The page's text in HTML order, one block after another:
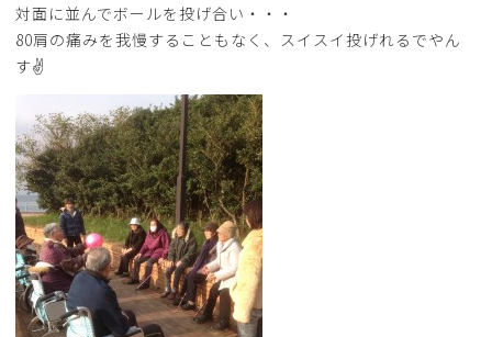
対面に並んでボールを投げ合い・・・
80肩の痛みを我慢することもなく、スイスイ投げれるでやん
す✌